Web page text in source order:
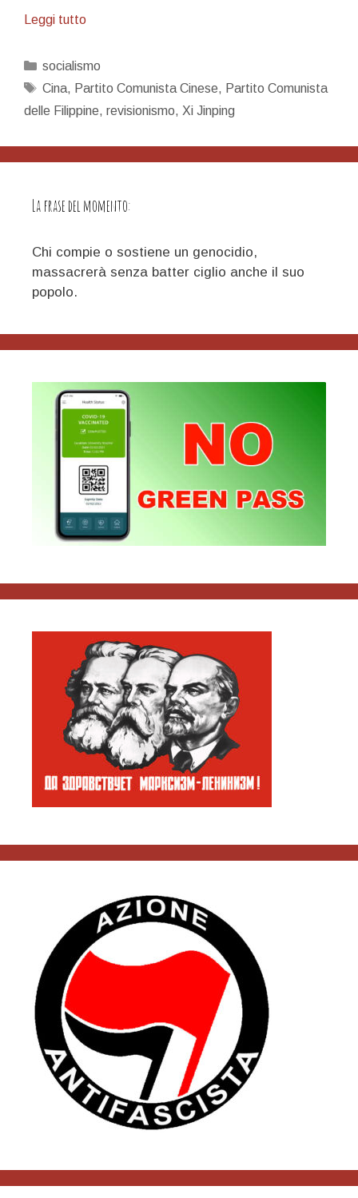
Leggi tuttoLe
del
socialismo
Comunista
Filippine,,,
Categorie
socialismo
Tag
Cina, Partito Comunista Cinese, Partito Comunista
delle Filippine, revisionismo, Xi Jinping
La frase del momento:
Chi compie o sostiene un genocidio,
massacrerà senza batter ciglio anche il suo
popolo.